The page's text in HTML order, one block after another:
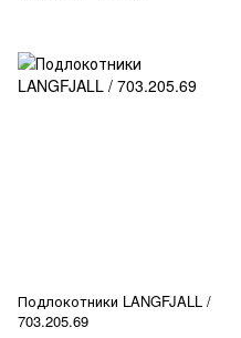
Подлокотники LANGFJALL /
703.205.69